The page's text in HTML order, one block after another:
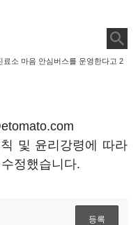
료소 마음 안심버스를 운영한다고 2
및 윤리강령에 따라
정했습니다.